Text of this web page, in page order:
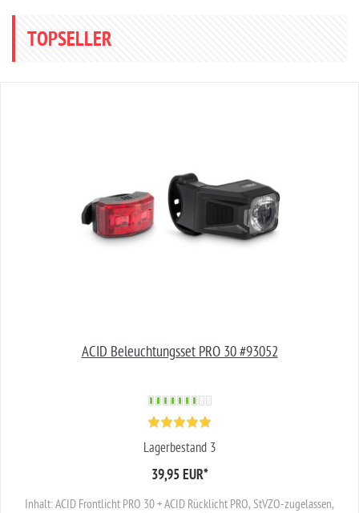
TOPSELLER
ACID Beleuchtungsset PRO 30 #93052
Lagerbestand 3
39,95 EUR*
Inhalt: ACID Frontlicht PRO 30 + ACID Rücklicht PRO, StVZO-zugelassen,